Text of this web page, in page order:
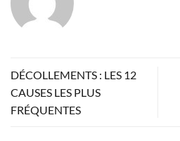
DÉCOLLEMENTS : LES 12
CAUSES LES PLUS
FRÉQUENTES